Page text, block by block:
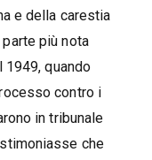
e della carestia
più nota
quando
contro i
in tribunale
che